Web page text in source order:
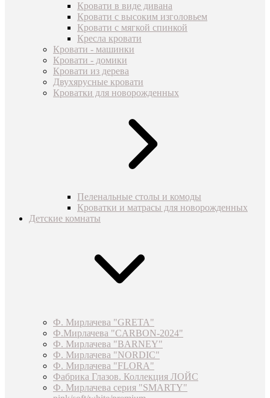
Кровати в виде дивана
Кровати с высоким изголовьем
Кровати с мягкой спинкой
Кресла кровати
Кровати - машинки
Кровати - домики
Кровати из дерева
Двухярусные кровати
Кроватки для новорожденных
Пеленальные столы и комоды
Кроватки и матрасы для новорожденных
Детские комнаты
Ф. Мирлачева "GRETA"
Ф.Мирлачева "CARBON-2024"
Ф. Мирлачева "BARNEY"
Ф. Мирлачева "NORDIC"
Ф. Мирлачева "FLORA"
Фабрика Глазов. Коллекция ЛОЙС
Ф. Мирлачева серия "SMARTY"